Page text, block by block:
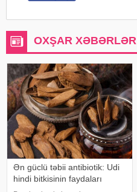
OXŞAR XƏBƏRLƏR
Ən güclü təbii antibiotik: Udi
hindi bitkisinin faydaları